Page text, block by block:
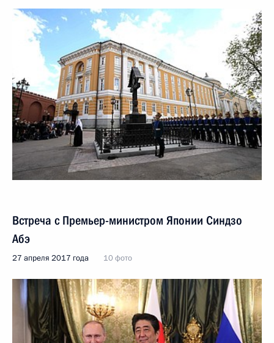
Встреча с Премьер-министром Японии Синдзо
Абэ
27 апреля 2017 года 10 фото